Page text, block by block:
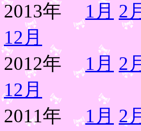
2013年 1月 2
12月
2012年1月 2
12月
2011年1月 2